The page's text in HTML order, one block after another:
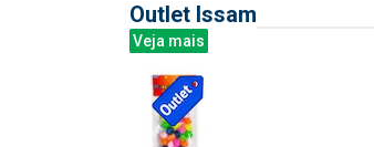
Outlet Issam
Veja mais